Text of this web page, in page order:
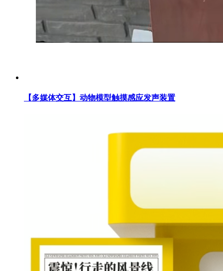
【多媒体交互】动物模型触摸感应发声装置